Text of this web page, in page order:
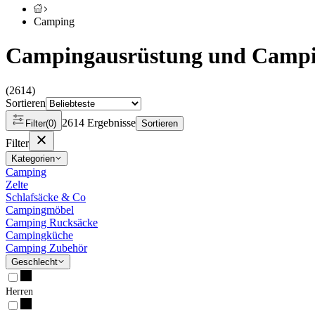
Camping
Campingausrüstung und
(2614)
Sortieren
Filter(0) 2614 Ergebnisse Sortieren
Filter
Kategorien
Camping
Zelte
Schlafsäcke & Co
Campingmöbel
Camping Rucksäcke
Campingküche
Camping Zubehör
Geschlecht
Herren